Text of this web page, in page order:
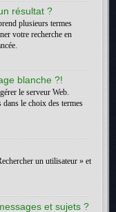
résultat ?
plusieurs termes
votre recherche en
blanche ?!
le serveur Web.
dans le choix des termes
un utilisateur » et
et sujets ?